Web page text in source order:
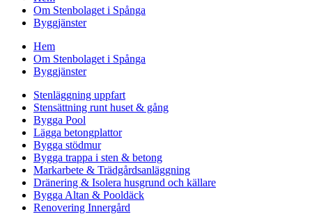
Om Stenbolaget i Spånga
Byggjänster
Hem
Om Stenbolaget i Spånga
Byggjänster
Stenläggning uppfart
Stensättning runt huset & gång
Bygga Pool
Lägga betongplattor
Bygga stödmur
Bygga trappa i sten & betong
Markarbete & Trädgårdsanläggning
Dränering & Isolera husgrund och källare
Bygga Altan & Pooldäck
Renovering Innergård